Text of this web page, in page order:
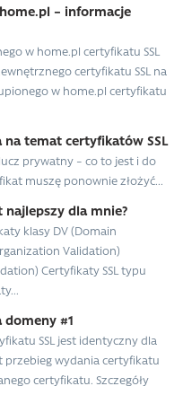
– informacje
w home.pl certyfikatu SSL
certyfikatu SSL na
w home.pl certyfikatu
na temat certyfikatów SSL
prywatny – co to jest i do
muszę ponownie złożyć...
dla mnie?
klasy DV (Domain
Validation)
Certyfikaty SSL typu
domeny #1
SSL jest identyczny dla
przebieg wydania certyfikatu
certyfikatu. Szczegóły